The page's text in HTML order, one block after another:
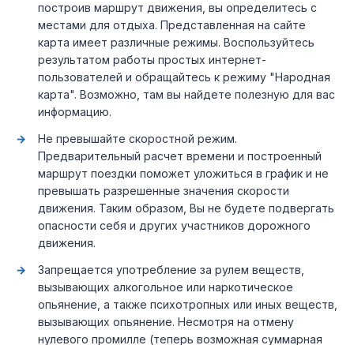
построив маршрут движения, вы определитесь с
местами для отдыха. Представленная на сайте
карта имеет различные режимы. Воспользуйтесь
результатом работы простых интернет-
пользователей и обращайтесь к режиму "Народная
карта". Возможно, там вы найдете полезную для вас
информацию.
Не превышайте скоростной режим.
Предварительный расчет времени и построенный
маршрут поездки поможет уложиться в график и не
превышать разрешенные значения скорости
движения. Таким образом, Вы не будете подвергать
опасности себя и других участников дорожного
движения.
Запрещается употребление за рулем веществ,
вызывающих алкогольное или наркотическое
опьянение, а также психотропных или иных веществ,
вызывающих опьянение. Несмотря на отмену
нулевого промилле (теперь возможная суммарная